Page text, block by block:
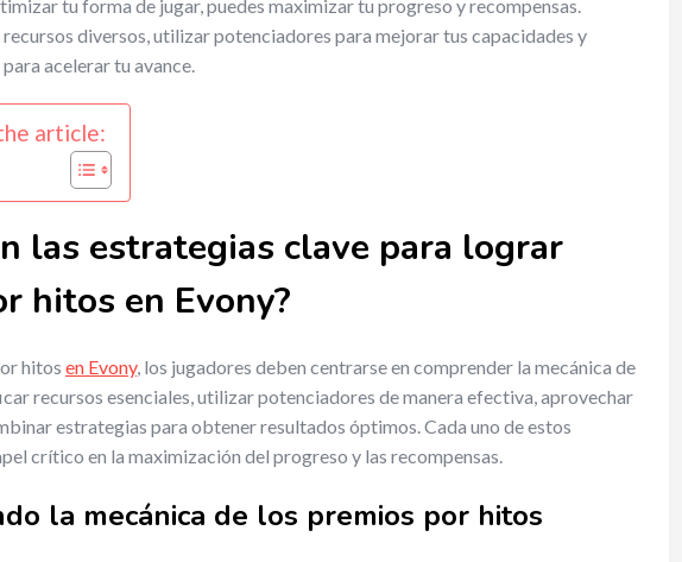
tu forma de jugar, puedes maximizar tu progreso y recompensas.
diversos, utilizar potenciadores para mejorar tus capacidades y
acelerar tu avance.
article:
las estrategias clave para lograr
hitos en Evony?
hitos en Evony, los jugadores deben centrarse en comprender la mecánica de
recursos esenciales, utilizar potenciadores de manera efectiva, aprovechar
estrategias para obtener resultados óptimos. Cada uno de estos
crítico en la maximización del progreso y las recompensas.
la mecánica de los premios por hitos